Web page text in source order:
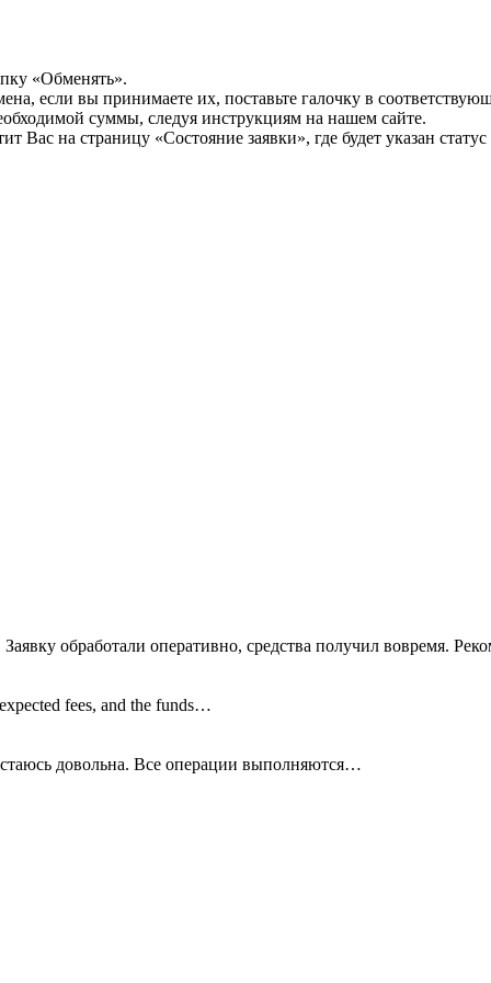
«Обменять».
если вы принимаете их, поставьте галочку в
суммы, следуя инструкциям на нашем сайте.
Вас на страницу «Состояние заявки», где будет указан
обработали оперативно, средства получил вовремя.
fees, and the funds…
довольна. Все операции выполняются…